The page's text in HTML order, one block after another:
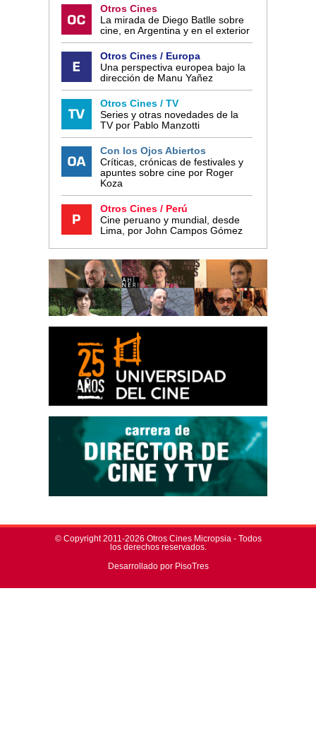
Otros Cines
La mirada de Diego Batlle sobre
cine, en Argentina y en el exterior
Otros Cines / Europa
Una perspectiva europea bajo la
dirección de Manu Yañez
Otros Cines / TV
Series y otras novedades de la
TV por Pablo Manzotti
Con los Ojos Abiertos
Críticas, crónicas de festivales y
apuntes sobre cine por Roger
Koza
Otros Cines / Perú
Cine peruano y mundial, desde
Lima, por John Campos Gómez
© Copyright 2011-2026 Otros Cines Micropsia - Todos
los derechos reservados.
Desarrollado por PisoTres